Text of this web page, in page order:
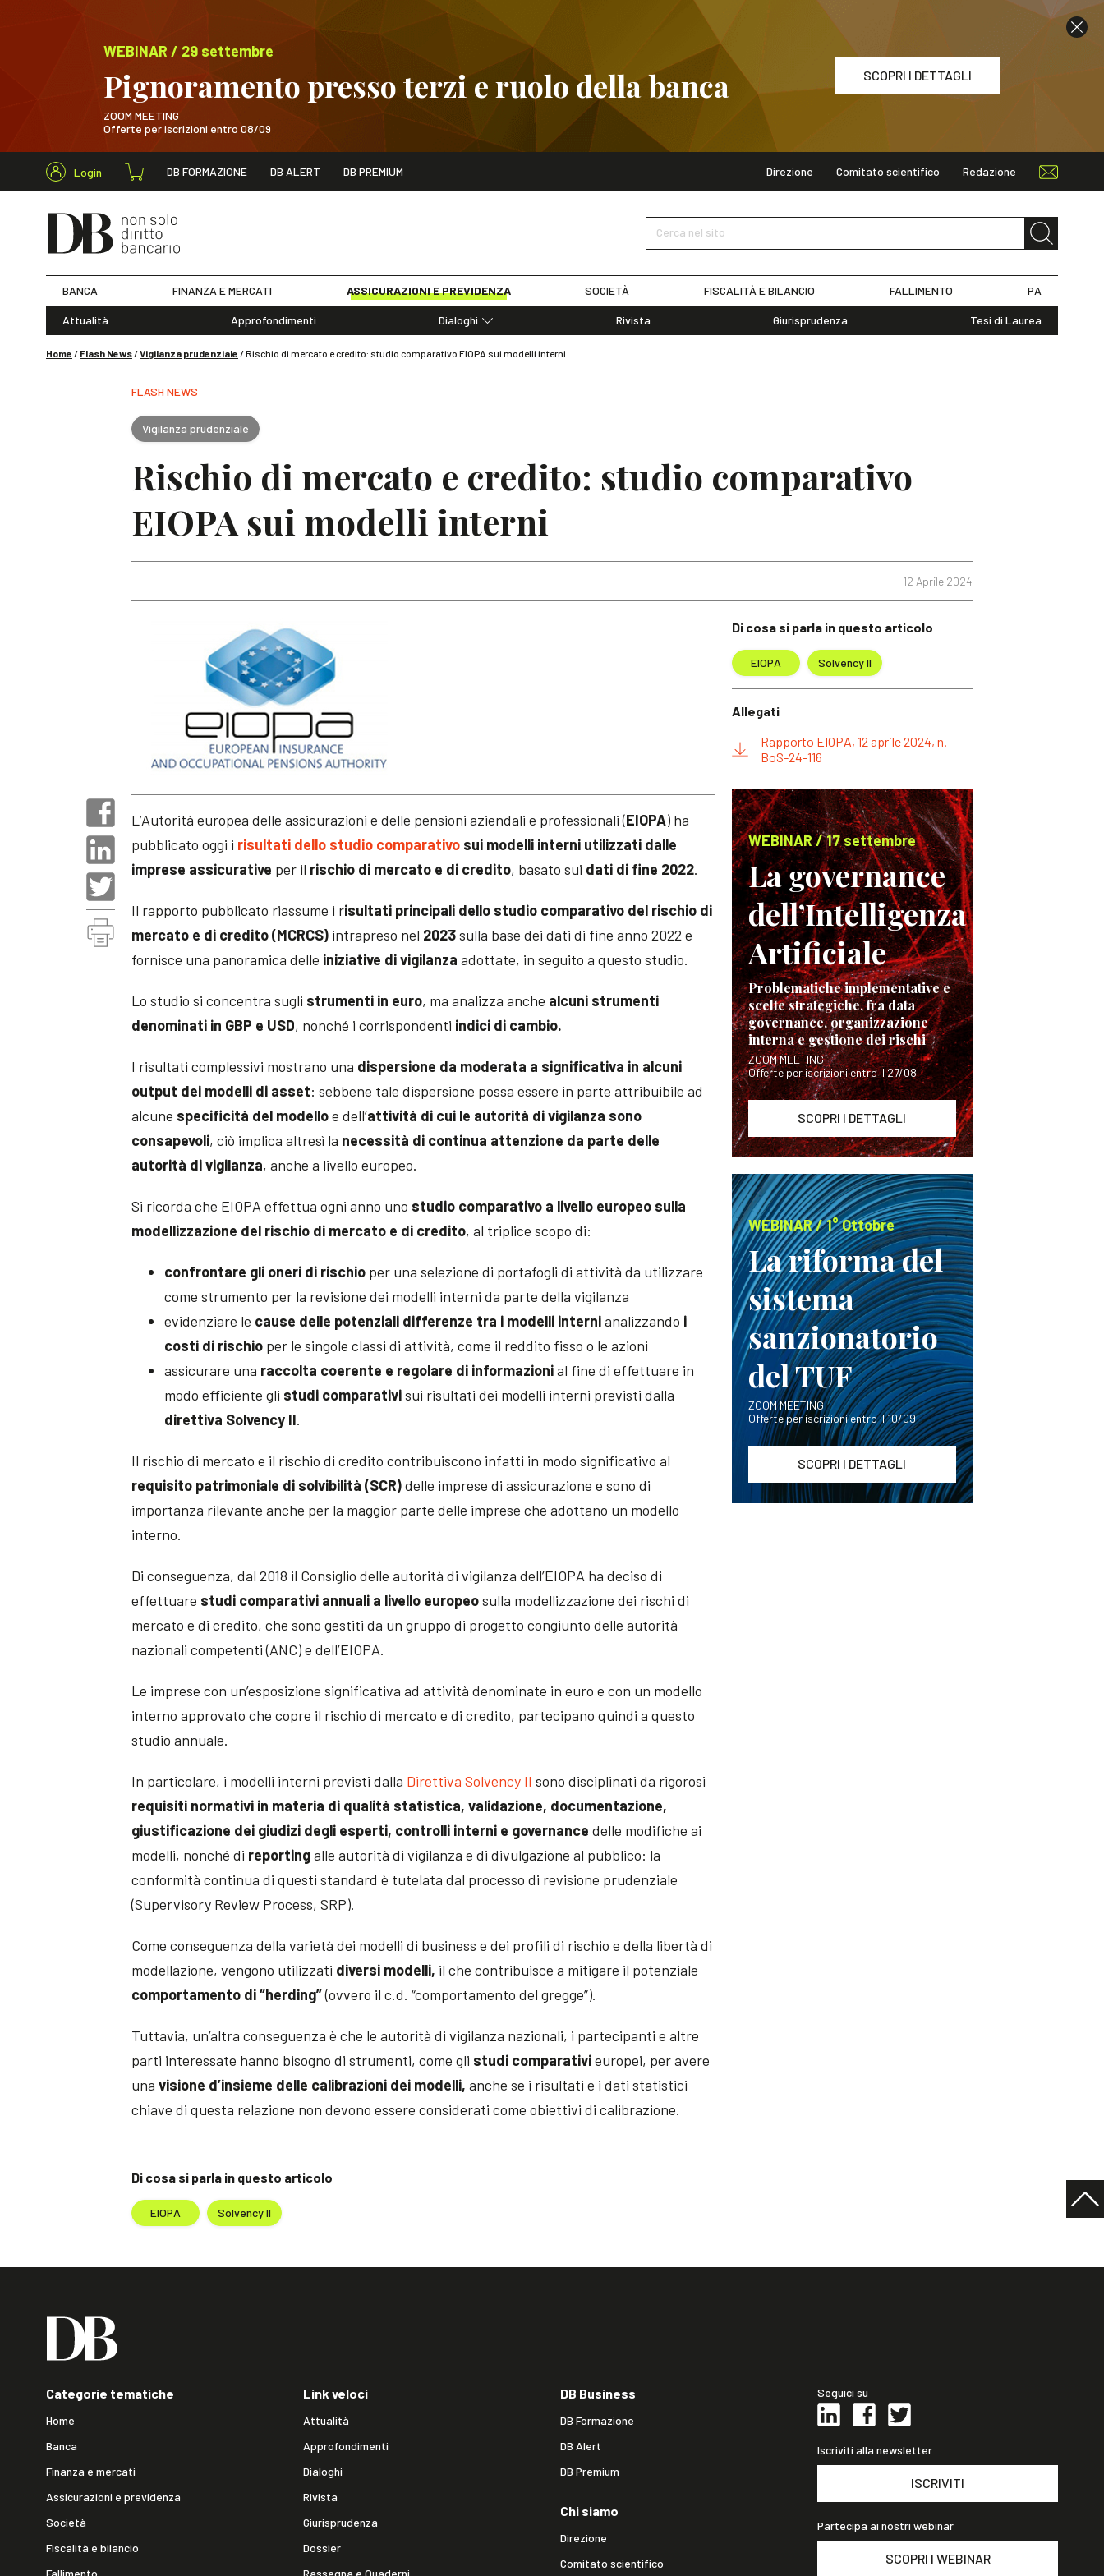
WEBINAR / 29 settembre
Pignoramento presso terzi e ruolo della banca
ZOOM MEETING
Offerte per iscrizioni entro 08/09
SCOPRI I DETTAGLI
WEBINAR / 29 settembre SCOPRI I DETTAGLI
Login DB FORMAZIONE DB ALERT DB PREMIUM Direzione Comitato scientifico Redazione
Cerca nel sito
Cerca nel sito
BANCA FINANZA E MERCATI ASSICURAZIONI E PREVIDENZA SOCIETÀ FISCALITÀ E BILANCIO FALLIMENTO PA
Attualità Approfondimenti
Dialoghi
Rivista Giurisprudenza Tesi di Laurea
Home / Flash News/Vigilanza prudenziale /Rischio di mercato e credito: studio comparativo EIOPA sui modelli interni
FLASH NEWS
Vigilanza prudenziale
Rischio di mercato e credito: studio comparativo
EIOPA sui modelli interni
12 Aprile 2024
Di cosa si parla in questo articolo
EIOPA Solvency II
L’Autorità europea delle assicurazioni e delle pensioni aziendali e professionali (EIOPA) ha
pubblicato oggi i risultati dello studio comparativo sui modelli interni utilizzati dalle
imprese assicurative per il rischio di mercato e di credito, basato sui dati di fine 2022.
Il rapporto pubblicato riassume i risultati principali dello studio comparativo del rischio di
mercato e di credito (MCRCS) intrapreso nel 2023sulla base dei dati di fine anno 2022 e
fornisce una panoramica delle iniziative di vigilanza adottate, in seguito a questo studio.
Lo studio si concentra sugli strumenti in euro, ma analizza anche alcuni strumenti
denominati in GBP e USD, nonché i corrispondenti indici di cambio.
I risultati complessivi mostrano una dispersione da moderata a significativa in alcuni
output dei modelli di asset: sebbene tale dispersione possa essere in parte attribuibile ad
alcune specificità del modelloe dell’attività di cui le autorità di vigilanza sono
consapevoli, ciò implica altresì la necessità di continua attenzione da parte delle
autorità di vigilanza, anche a livello europeo.
Si ricorda che EIOPA effettua ogni anno uno studio comparativo a livello europeo sulla
modellizzazione del rischio di mercato e di credito, al triplice scopo di:
confrontare gli oneri di rischio per una selezione di portafogli di attività da utilizzare
come strumento per la revisione dei modelli interni da parte della vigilanza
evidenziare le cause delle potenziali differenze tra i modelli internianalizzando i
costi di rischio per le singole classi di attività, come il reddito fisso o le azioni
assicurare una raccolta coerente e regolare di informazionial fine di effettuare in
modo efficiente gli studi comparativisui risultati dei modelli interni previsti dalla
direttiva Solvency II.
Il rischio di mercato e il rischio di credito contribuiscono infatti in modo significativo al
requisito patrimoniale di solvibilità (SCR)delle imprese di assicurazione e sono di
importanza rilevante anche per la maggior parte delle imprese che adottano un modello
interno.
Di conseguenza, dal 2018 il Consiglio delle autorità di vigilanza dell’EIOPA ha deciso di
effettuare studi comparativi annuali a livello europeosulla modellizzazione dei rischi di
mercato e di credito, che sono gestiti da un gruppo di progetto congiunto delle autorità
nazionali competenti (ANC) e dell’EIOPA.
Le imprese con un’esposizione significativa ad attività denominate in euro e con un modello
interno approvato che copre il rischio di mercato e di credito, partecipano quindi a questo
studio annuale.
In particolare, i modelli interni previsti dalla Direttiva Solvency II sono disciplinati da rigorosi
requisiti normativi in materia di qualità statistica, validazione, documentazione,
giustificazione dei giudizi degli esperti, controlli interni e governance delle modifiche ai
modelli, nonché di reportingalle autorità di vigilanza e di divulgazione al pubblico: la
conformità continua di questi standard è tutelata dal processo di revisione prudenziale
(Supervisory Review Process, SRP).
Come conseguenza della varietà dei modelli di business e dei profili di rischio e della libertà di
modellazione, vengono utilizzati diversi modelli, il che contribuisce a mitigare il potenziale
comportamento di “herding”(ovvero il c.d. “comportamento del gregge”).
Tuttavia, un’altra conseguenza è che le autorità di vigilanza nazionali, i partecipanti e altre
parti interessate hanno bisogno di strumenti, come gli studi comparativieuropei, per avere
unavisione d’insieme delle calibrazioni dei modelli, anche se i risultati e i dati statistici
chiave di questa relazione non devono essere considerati come obiettivi di calibrazione.
Di cosa si parla in questo articolo
EIOPA Solvency II
Allegati
Rapporto EIOPA, 12 aprile 2024, n.
BoS-24-116
WEBINAR / 17 settembre
La governance
dell’Intelligenza
Artificiale
Problematiche implementative e
scelte strategiche, fra data
governance, organizzazione
interna e gestione dei rischi
ZOOM MEETING
Offerte per iscrizioni entro il 27/08
SCOPRI I DETTAGLI
WEBINAR / 1° Ottobre
La riforma del
sistema
sanzionatorio
del TUF
ZOOM MEETING
Offerte per iscrizioni entro il 10/09
SCOPRI I DETTAGLI
Categorie tematiche
Home
Banca
Finanza e mercati
Assicurazioni e previdenza
Società
Fiscalità e bilancio
Fallimento
Link veloci
Attualità
Approfondimenti
Dialoghi
Rivista
Giurisprudenza
Dossier
Rassegna e Quaderni
DB Business
DB Formazione
DB Alert
DB Premium
Chi siamo
Direzione
Comitato scientifico
Seguici su
Iscriviti alla newsletter
ISCRIVITI
Partecipa ai nostri webinar
SCOPRI I WEBINAR